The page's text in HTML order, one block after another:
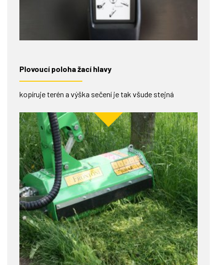
Plovoucí poloha žací hlavy
kopíruje terén a výška sečení je tak všude stejná